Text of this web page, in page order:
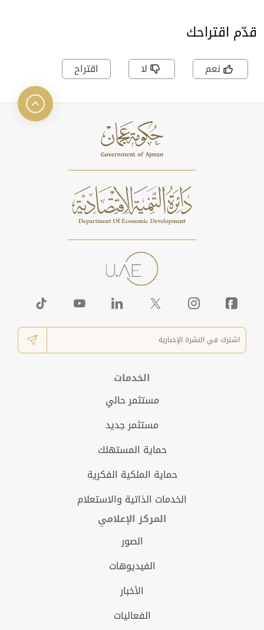
قدّم اقتراحك
نعم لا اقتراح
الخدمات
مستثمر حالي
مستثمر جديد
حماية المستهلك
حماية الملكية الفكرية
الخدمات الذاتية والاستعلام
المركز الإعلامي
الصور
الفيديوهات
الأخبار
الفعاليات